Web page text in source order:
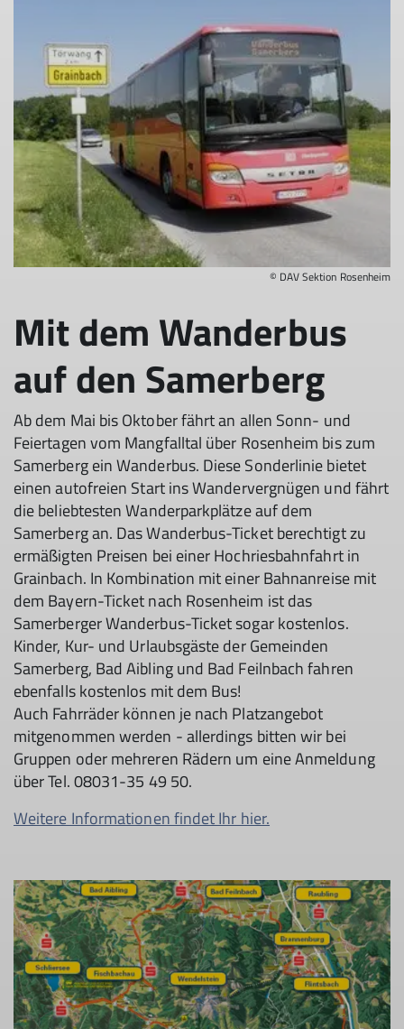
© DAV Sektion Rosenheim
Mit dem Wanderbus
auf den Samerberg
Ab dem Mai bis Oktober fährt an allen Sonn- und
Feiertagen vom Mangfalltal über Rosenheim bis zum
Samerberg ein Wanderbus. Diese Sonderlinie bietet
einen autofreien Start ins Wandervergnügen und fährt
die beliebtesten Wanderparkplätze auf dem
Samerberg an. Das Wanderbus-Ticket berechtigt zu
ermäßigten Preisen bei einer Hochriesbahnfahrt in
Grainbach. In Kombination mit einer Bahnanreise mit
dem Bayern-Ticket nach Rosenheim ist das
Samerberger Wanderbus-Ticket sogar kostenlos.
Kinder, Kur- und Urlaubsgäste der Gemeinden
Samerberg, Bad Aibling und Bad Feilnbach fahren
ebenfalls kostenlos mit dem Bus!
Auch Fahrräder können je nach Platzangebot
mitgenommen werden - allerdings bitten wir bei
Gruppen oder mehreren Rädern um eine Anmeldung
über Tel. 08031-35 49 50.
Weitere Informationen findet Ihr hier.